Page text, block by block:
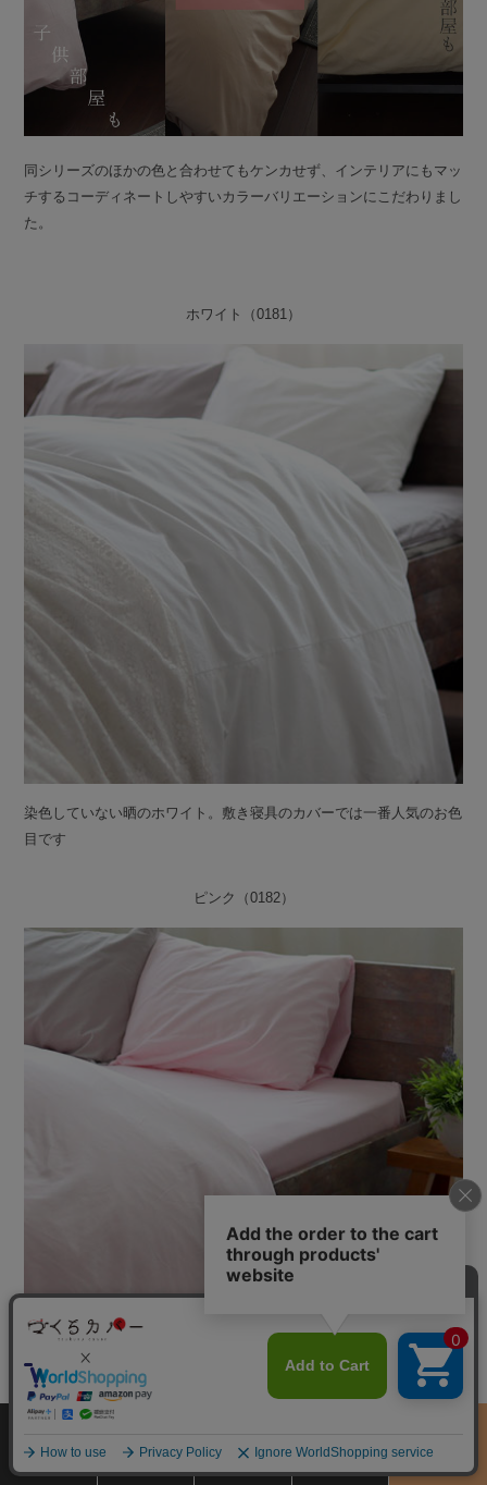
同シリーズのほかの色と合わせてもケンカせず、インテリアにもマッ
チするコーディネートしやすいカラーバリエーションにこだわりまし
た。
ホワイト（0181）
染色していない晒のホワイト。敷き寝具のカバーでは一番人気のお色
目です
ピンク（0182）
かわいいピンクはキッズやジュニアにもおすすめ。グレーと合わせる
と大人っぽく
ブルー（0183）
商品をさがす
サイズ
お買物ガイド カート